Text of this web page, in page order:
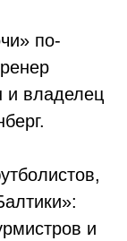
по-
и владелец
и